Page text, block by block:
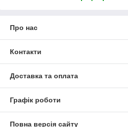
Про нас
Контакти
Доставка та оплата
Графік роботи
Повна версія сайту